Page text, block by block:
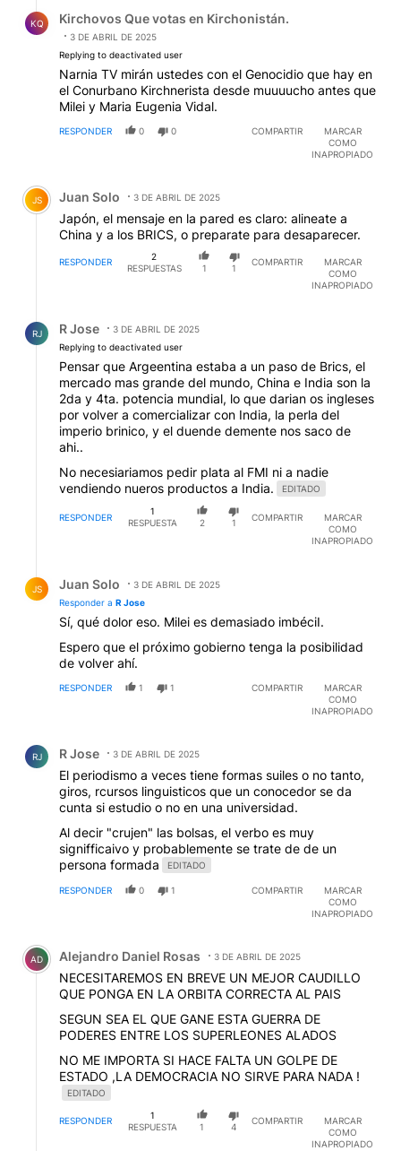
KQ Kirchovos Que votas en Kirchonistán.
3 DE ABRIL DE 2025
Replying to deactivated user
Narnia TV mirán ustedes con el Genocidio que hay en
el Conurbano Kirchnerista desde muuuucho antes que
Milei y Maria Eugenia Vidal.
RESPONDER 0 0 COMPARTIR
MARCAR
COMO
INAPROPIADO
Comentario de Juan Solo.
JS Juan Solo 3 DE ABRIL DE 2025
Japón, el mensaje en la pared es claro: alineate a
China y a los BRICS, o preparate para desaparecer.
RESPONDER
2
RESPUESTAS
1 1
COMPARTIR
MARCAR
COMO
INAPROPIADO
RJ R Jose
3 DE ABRIL DE 2025
Replying to deactivated user
Pensar que Argeentina estaba a un paso de Brics, el
mercado mas grande del mundo, China e India son la
2da y 4ta. potencia mundial, lo que darian os ingleses
por volver a comercializar con India, la perla del
imperio brinico, y el duende demente nos saco de
ahi..
No necesiariamos pedir plata al FMI ni a nadie
vendiendo nueros productos a India.
EDITADO
RESPONDER
1
RESPUESTA
2 1
COMPARTIR
MARCAR
COMO
INAPROPIADO
JS Juan Solo
3 DE ABRIL DE 2025
Responder a R Jose
Sí, qué dolor eso. Milei es demasiado imbéciI.
Espero que el próximo gobierno tenga la posibilidad
de volver ahí.
RESPONDER 1 1 COMPARTIR
MARCAR
COMO
INAPROPIADO
RJ R Jose 3 DE ABRIL DE 2025
El periodismo a veces tiene formas suiles o no tanto,
giros, rcursos linguisticos que un conocedor se da
cunta si estudio o no en una universidad.
Al decir "crujen" las bolsas, el verbo es muy
signifficaivo y probablemente se trate de de un
persona formada
EDITADO
RESPONDER 0 1 COMPARTIR
MARCAR
COMO
INAPROPIADO
Comentario de Alejandro Daniel Rosas.
AD Alejandro Daniel Rosas 3 DE ABRIL DE 2025
NECESITAREMOS EN BREVE UN MEJOR CAUDILLO
QUE PONGA EN LA ORBITA CORRECTA AL PAIS
SEGUN SEA EL QUE GANE ESTA GUERRA DE
PODERES ENTRE LOS SUPERLEONES ALADOS
NO ME IMPORTA SI HACE FALTA UN GOLPE DE
ESTADO ,LA DEMOCRACIA NO SIRVE PARA NADA !
EDITADO
RESPONDER
1
RESPUESTA
1 4
COMPARTIR
MARCAR
COMO
INAPROPIADO